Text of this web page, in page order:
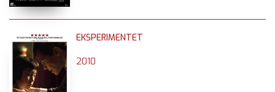
EKSPERIMENTET
2010